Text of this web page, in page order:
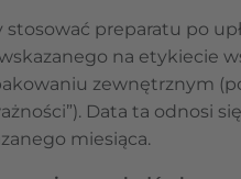
stosować preparatu po
na etykiecie
zewnętrznym
Data ta odnosi
miesiąca.